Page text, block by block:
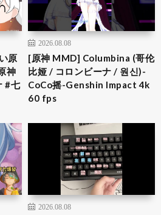
原
神
#七
2026.08.08
[原神 MMD] Columbina (哥伦
比娅 / コロンビーナ / 원신)-
CoCo摇-Genshin Impact 4k
60 fps
2026.08.08